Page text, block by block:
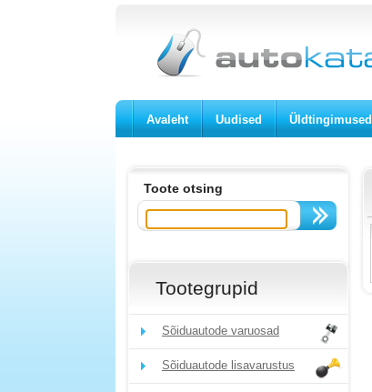
Avaleht Uudised Üldtingimused
Toote otsing
Tootegrupid
Sõiduautode varuosad
Sõiduautode lisavarustus